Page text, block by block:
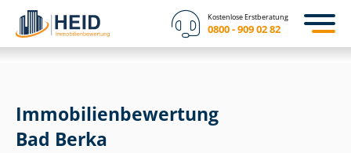
Kostenlose Erstberatung
0800 - 909 02 82
Immobilien­bewertung
Bad Berka